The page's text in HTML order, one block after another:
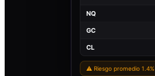
NQ
GC
CL
⚠ Riesgo promedio